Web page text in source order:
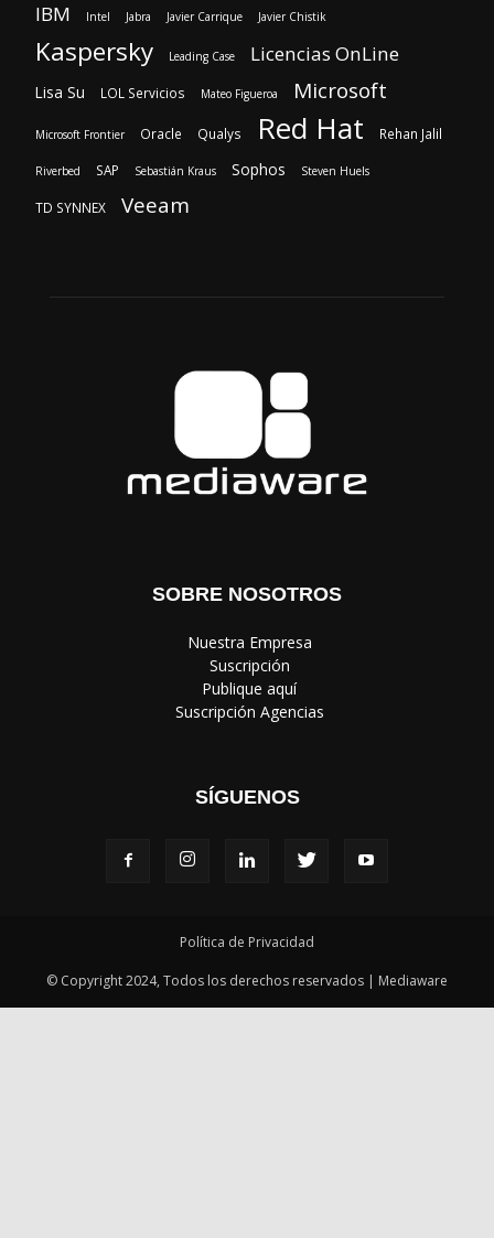
IBM Intel Jabra Javier Carrique Javier Chistik
Kaspersky Leading Case Licencias OnLine
Lisa Su LOL Servicios Mateo Figueroa Microsoft
Microsoft Frontier Oracle Qualys Red Hat Rehan Jalil
Riverbed SAP Sebastián Kraus Sophos Steven Huels
TD SYNNEX Veeam
SOBRE NOSOTROS
‎ Nuestra Empresa
‎ Suscripción
‎ Publique aquí
‎ Suscripción Agencias
SÍGUENOS
Política de Privacidad
© Copyright 2024, Todos los derechos reservados | Mediaware